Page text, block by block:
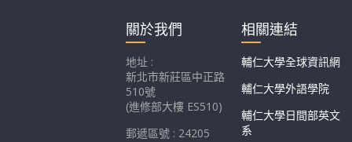
關於我們
地址 :
新北市新莊區中正路
510號
(進修部大樓 ES510)
郵遞區號 : 24205
相關連結
輔仁大學全球資訊網
輔仁大學外語學院
輔仁大學日間部英文
系